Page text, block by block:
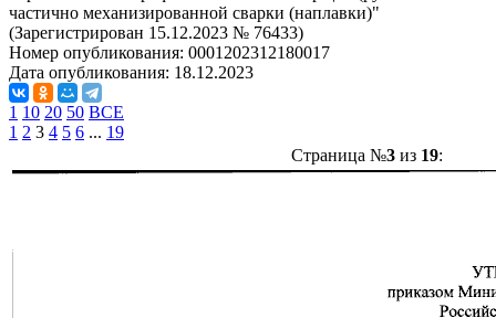
частично механизированной сварки (наплавки)"
(Зарегистрирован 15.12.2023 № 76433)
Номер опубликования: 0001202312180017
Дата опубликования: 18.12.2023
1 10 20 50 ВСЕ
1 2 3 4 5 6 ... 19
Страница №3из 19: